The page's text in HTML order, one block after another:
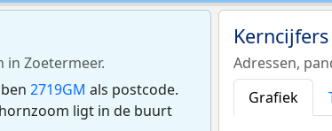
in Zoetermeer.
2719GM als postcode.
ligt in de buurt
Adressen,
Grafiek